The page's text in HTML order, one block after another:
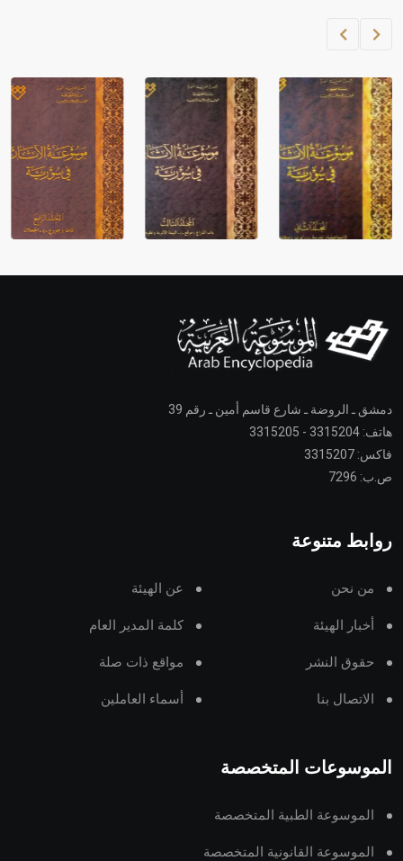
دمشق ـ الروضة ـ شارع قاسم أمين ـ رقم 39
هاتف: 3315204 - 3315205
فاكس: 3315207
ص.ب: 7296
روابط متنوعة
من نحن عن الهيئة
أخبار الهيئة كلمة المدير العام
حقوق النشر مواقع ذات صلة
الاتصال بنا أسماء العاملين
الموسوعات المتخصصة
الموسوعة الطبية المتخصصة
الموسوعة القانونية المتخصصة